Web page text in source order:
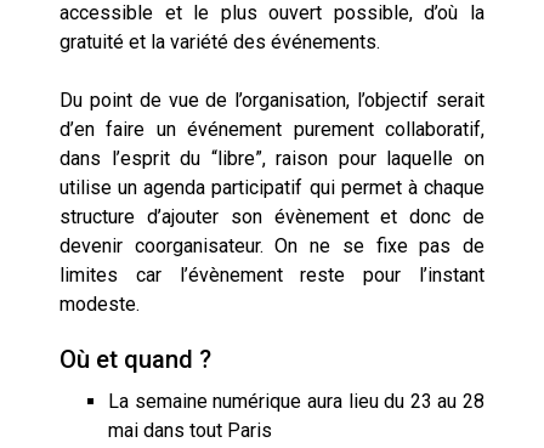
accessible et le plus ouvert possible, d’où la
gratuité et la variété des événements.
Du point de vue de l’organisation, l’objectif serait
d’en faire un événement purement collaboratif,
dans l’esprit du “libre”, raison pour laquelle on
utilise un agenda participatif qui permet à chaque
structure d’ajouter son évènement et donc de
devenir co­organisateur. On ne se fixe pas de
limites car l’évènement reste pour l’instant
modeste.
Où et quand ?
La semaine numérique aura lieu du 23 au 28
mai dans tout Paris